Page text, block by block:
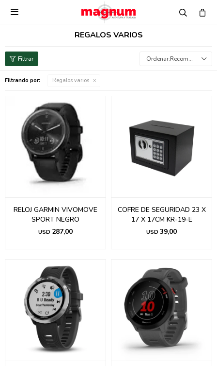

REGALOS VARIOS
Recomendados
Filtrando por: Regalos varios
RELOJ GARMIN VIVOMOVE
SPORT NEGRO
USD 287,00
COFRE DE SEGURIDAD 23 X
17 X 17CM KR-19-E
USD 39,00